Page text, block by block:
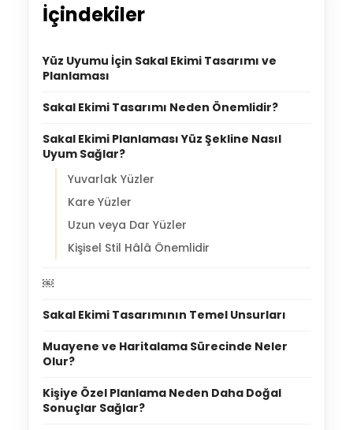
İçindekiler
Yüz Uyumu İçin Sakal Ekimi Tasarımı ve
Planlaması
Sakal Ekimi Tasarımı Neden Önemlidir?
Sakal Ekimi Planlaması Yüz Şekline Nasıl
Uyum Sağlar?
Yuvarlak Yüzler
Kare Yüzler
Uzun veya Dar Yüzler
Kişisel Stil Hâlâ Önemlidir
￼
Sakal Ekimi Tasarımının Temel Unsurları
Muayene ve Haritalama Sürecinde Neler
Olur?
Kişiye Özel Planlama Neden Daha Doğal
Sonuçlar Sağlar?